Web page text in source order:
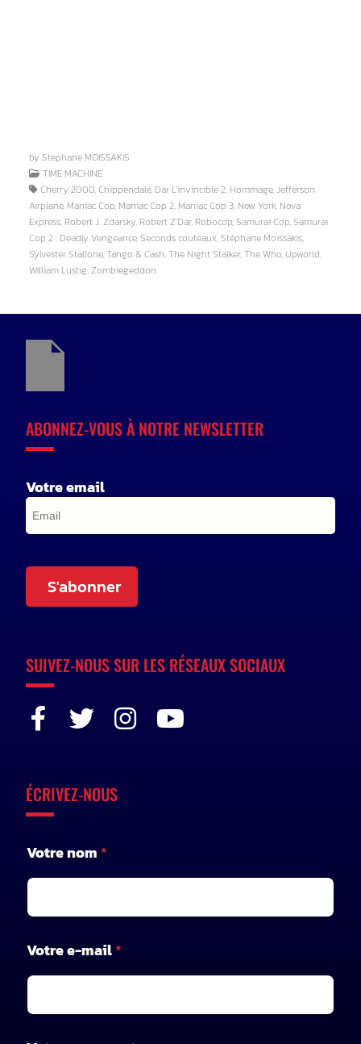
by Stephane MOISSAKIS
TIME MACHINE
Cherry 2000, Chippendale, Dar L'invincible 2, Hommage, Jefferson
Airplane, Maniac Cop, Maniac Cop 2, Maniac Cop 3, New York, Nova
Express, Robert J. Zdarsky, Robert Z'Dar, Robocop, Samurai Cop, Samurai
Cop 2 : Deadly Vengeance, Seconds couteaux, Stéphane Moïssakis,
Sylvester Stallone, Tango & Cash, The Night Stalker, The Who, Upworld,
William Lustig, Zombiegeddon
ABONNEZ-VOUS À NOTRE NEWSLETTER
Votre email
S'abonner
SUIVEZ-NOUS SUR LES RÉSEAUX SOCIAUX
ÉCRIVEZ-NOUS
o
t
r
e
-
m
a
l
Votre nom *
Votre e-mail*